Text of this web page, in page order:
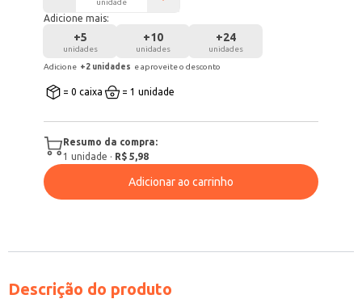
unidade
Adicione mais:
+5
unidades
+10
unidades
+24
unidades
Adicione +2 unidades e aproveite o desconto
= 0 caixa = 1 unidade
Resumo da compra:
1 unidade · R$ 5,98
Adicionar ao carrinho
Descrição do produto